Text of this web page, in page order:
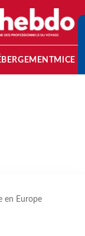
MICE
en Europe